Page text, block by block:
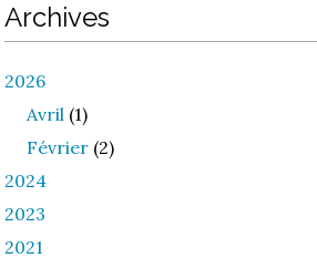
Archives
2026
Avril (1)
Février (2)
2024
2023
2021